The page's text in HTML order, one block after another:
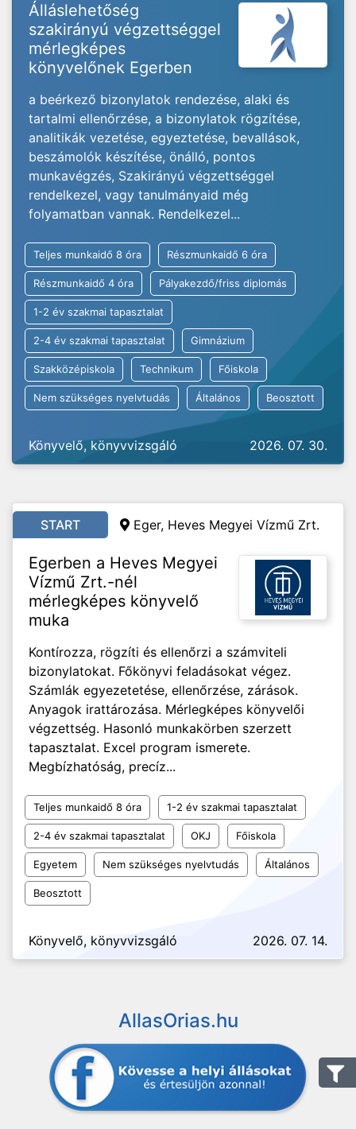
Álláslehetőség
szakirányú végzettséggel
mérlegképes
könyvelőnek Egerben
a beérkező bizonylatok rendezése, alaki és
tartalmi ellenőrzése, a bizonylatok rögzítése,
analitikák vezetése, egyeztetése, bevallások,
beszámolók készítése, önálló, pontos
munkavégzés, Szakirányú végzettséggel
rendelkezel, vagy tanulmányaid még
folyamatban vannak. Rendelkezel...
Teljes munkaidő 8 óra Részmunkaidő 6 óra
Részmunkaidő 4 óra Pályakezdő/friss diplomás
1-2 év szakmai tapasztalat
2-4 év szakmai tapasztalat Gimnázium
Szakközépiskola Technikum Főiskola
Nem szükséges nyelvtudás Általános Beosztott
Könyvelő, könyvvizsgáló 2026. 07. 30.
START Eger, Heves Megyei Vízmű Zrt.
Egerben a Heves Megyei
Vízmű Zrt.-nél
mérlegképes könyvelő
muka
Kontírozza, rögzíti és ellenőrzi a számviteli
bizonylatokat. Főkönyvi feladásokat végez.
Számlák egyezetetése, ellenőrzése, zárások.
Anyagok irattározása. Mérlegképes könyvelői
végzettség. Hasonló munkakörben szerzett
tapasztalat. Excel program ismerete.
Megbízhatóság, precíz...
Teljes munkaidő 8 óra 1-2 év szakmai tapasztalat
2-4 év szakmai tapasztalat OKJ Főiskola
Egyetem Nem szükséges nyelvtudás Általános
Beosztott
Könyvelő, könyvvizsgáló 2026. 07. 14.
AllasOrias.hu